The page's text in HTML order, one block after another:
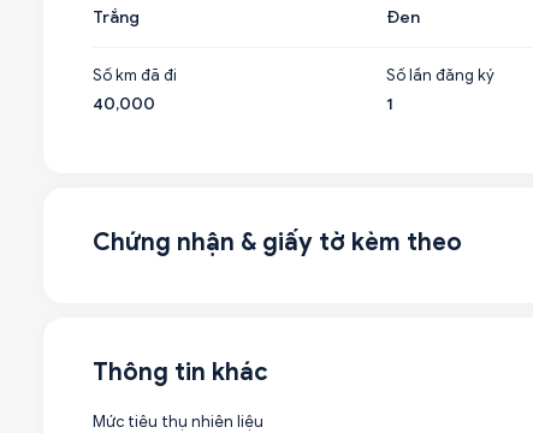
Trắng
Đen
Số km đã đi
40,000
Số lần đăng ký
1
Chứng nhận & giấy tờ kèm theo
Thông tin khác
Mức tiêu thụ nhiên liệu